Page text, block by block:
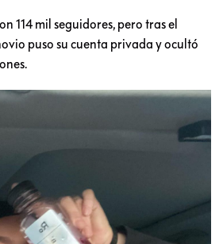
114 mil seguidores, pero tras el
puso su cuenta privada y ocultó